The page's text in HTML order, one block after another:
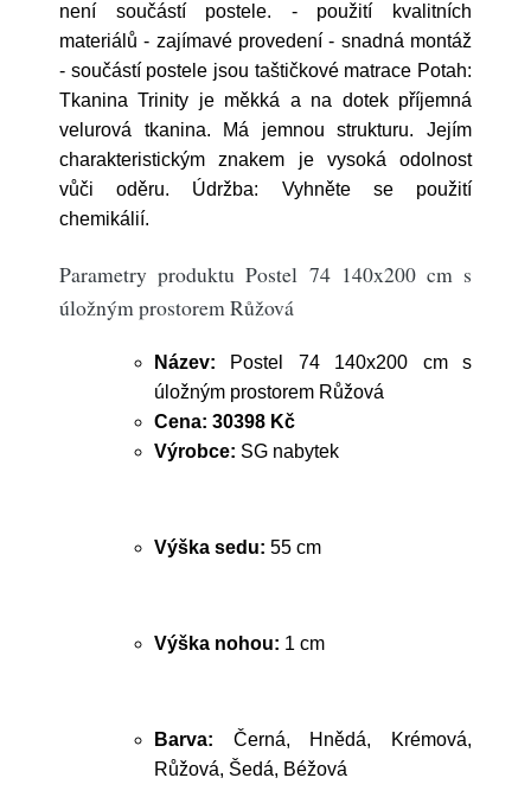
není součástí postele. - použití kvalitních
materiálů - zajímavé provedení - snadná montáž
- součástí postele jsou taštičkové matrace Potah:
Tkanina Trinity je měkká a na dotek příjemná
velurová tkanina. Má jemnou strukturu. Jejím
charakteristickým znakem je vysoká odolnost
vůči oděru. Údržba: Vyhněte se použití
chemikálií.
Parametry produktu Postel 74 140x200 cm s
úložným prostorem Růžová
Název: Postel 74 140x200 cm s
úložným prostorem Růžová
Cena: 30398 Kč
Výrobce: SG nabytek
Výška sedu: 55 cm
Výška nohou: 1 cm
Barva: Černá, Hnědá, Krémová,
Růžová, Šedá, Béžová